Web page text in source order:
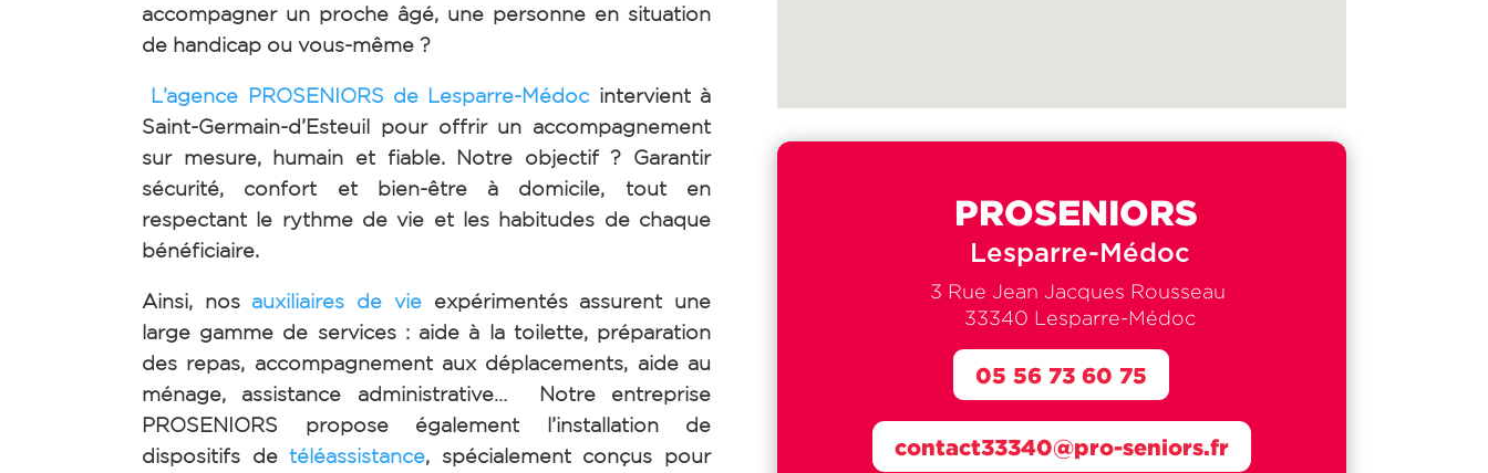
accompagner un proche âgé, une personne en situation
de handicap ou vous-même ?
L’agence PROSENIORS de Lesparre-Médocintervient à
Saint-Germain-d’Esteuil pour offrir un accompagnement
sur mesure, humain et fiable. Notre objectif ? Garantir
sécurité, confort et bien-être à domicile, tout en
respectant le rythme de vie et les habitudes de chaque
bénéficiaire.
Ainsi, nos auxiliaires de vieexpérimentés assurent une
large gamme de services : aide à la toilette, préparation
des repas, accompagnement aux déplacements, aide au
ménage, assistance administrative… Notre entreprise
PROSENIORS propose également l’installation de
dispositifs detéléassistance, spécialement conçus pour
PROSENIORS
Lesparre-Médoc
3 Rue Jean Jacques Rousseau
33340 Lesparre-Médoc
contact33340@pro-seniors.fr
05 56 73 60 75